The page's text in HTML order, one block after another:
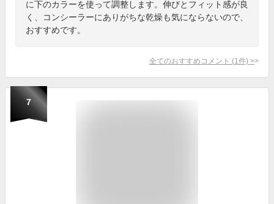
に下のカラーを使って調整します。伸びとフィット感が良
く、コンシーラーにありがちな乾燥も気にならないので、
おすすめです。
全てのおすすめコメント (1 件) >
7